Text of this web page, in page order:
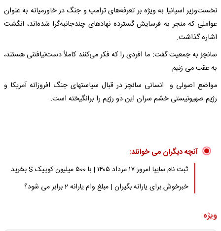
نخست‌وزیر اسپانیا به ویژه بر تعرفه‌های ترامپ و جنگ در خاورمیانه به عنوان
عواملی که منجر به فرسایش گسترده نهادهای چندجانبه‌گرا شده‌اند، انگشت
اشاره گذاشت.
سانچز به جمعیت گفت: ما افردی را که فکر می‌کنند کاملاً دست‌نیافتنی هستند،
به عقب می زنیم.
مواضع اصولی و انسانی سانچز در قبال سیاستهای جنگ افروزانه آمریکا و
رژیم صهیونیستی خشم سران این دو رژیم را برانگیخته است.
آنچه دیگران می خوانند:
ثبت نام سایپا امروز ۱۷ مرداد ۱۴۰۵ | با ۵۰۰ میلیون کوییک S بخرید
خبرخوش برای یارانه بگیران | مبلغ وام یارانه 2 برابر می شود؟
ویژه